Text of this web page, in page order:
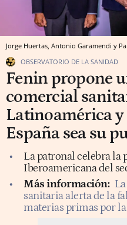
Jorge Huertas, Antonio Garamendi y
OBSERVATORIO DE LA SANIDAD
Fenin propone
comercial
Latinoamérica y
España sea su
La patronal celebra la
Iberoamericana del
Más información:
sanitaria alerta de la
materias primas por